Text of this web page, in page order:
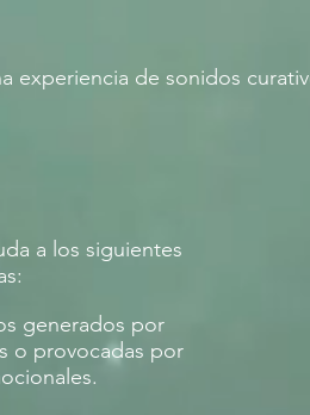
experiencia de sonidos
a los siguientes
generados por
o provocadas por